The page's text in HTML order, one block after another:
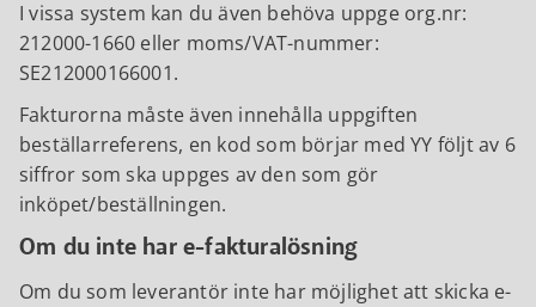
I vissa system kan du även behöva uppge org.nr:
212000-1660 eller moms/VAT-nummer:
SE212000166001.
Fakturorna måste även innehålla uppgiften
beställarreferens, en kod som börjar med YY följt av 6
siffror som ska uppges av den som gör
inköpet/beställningen.
Om du inte har e-fakturalösning
Om du som leverantör inte har möjlighet att skicka e-